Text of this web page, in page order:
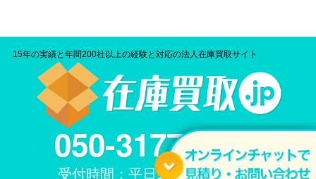
15年の実績と年間200社以上の経験と対応の法人在庫買取サイト
050-3177-2086
受付時間：平日11時〜20時まで